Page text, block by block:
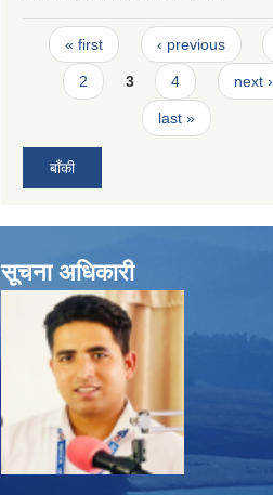
Pages
« first ‹ previous
2 3 4 next ›
last »
बाँकी
सूचना अधिकारी